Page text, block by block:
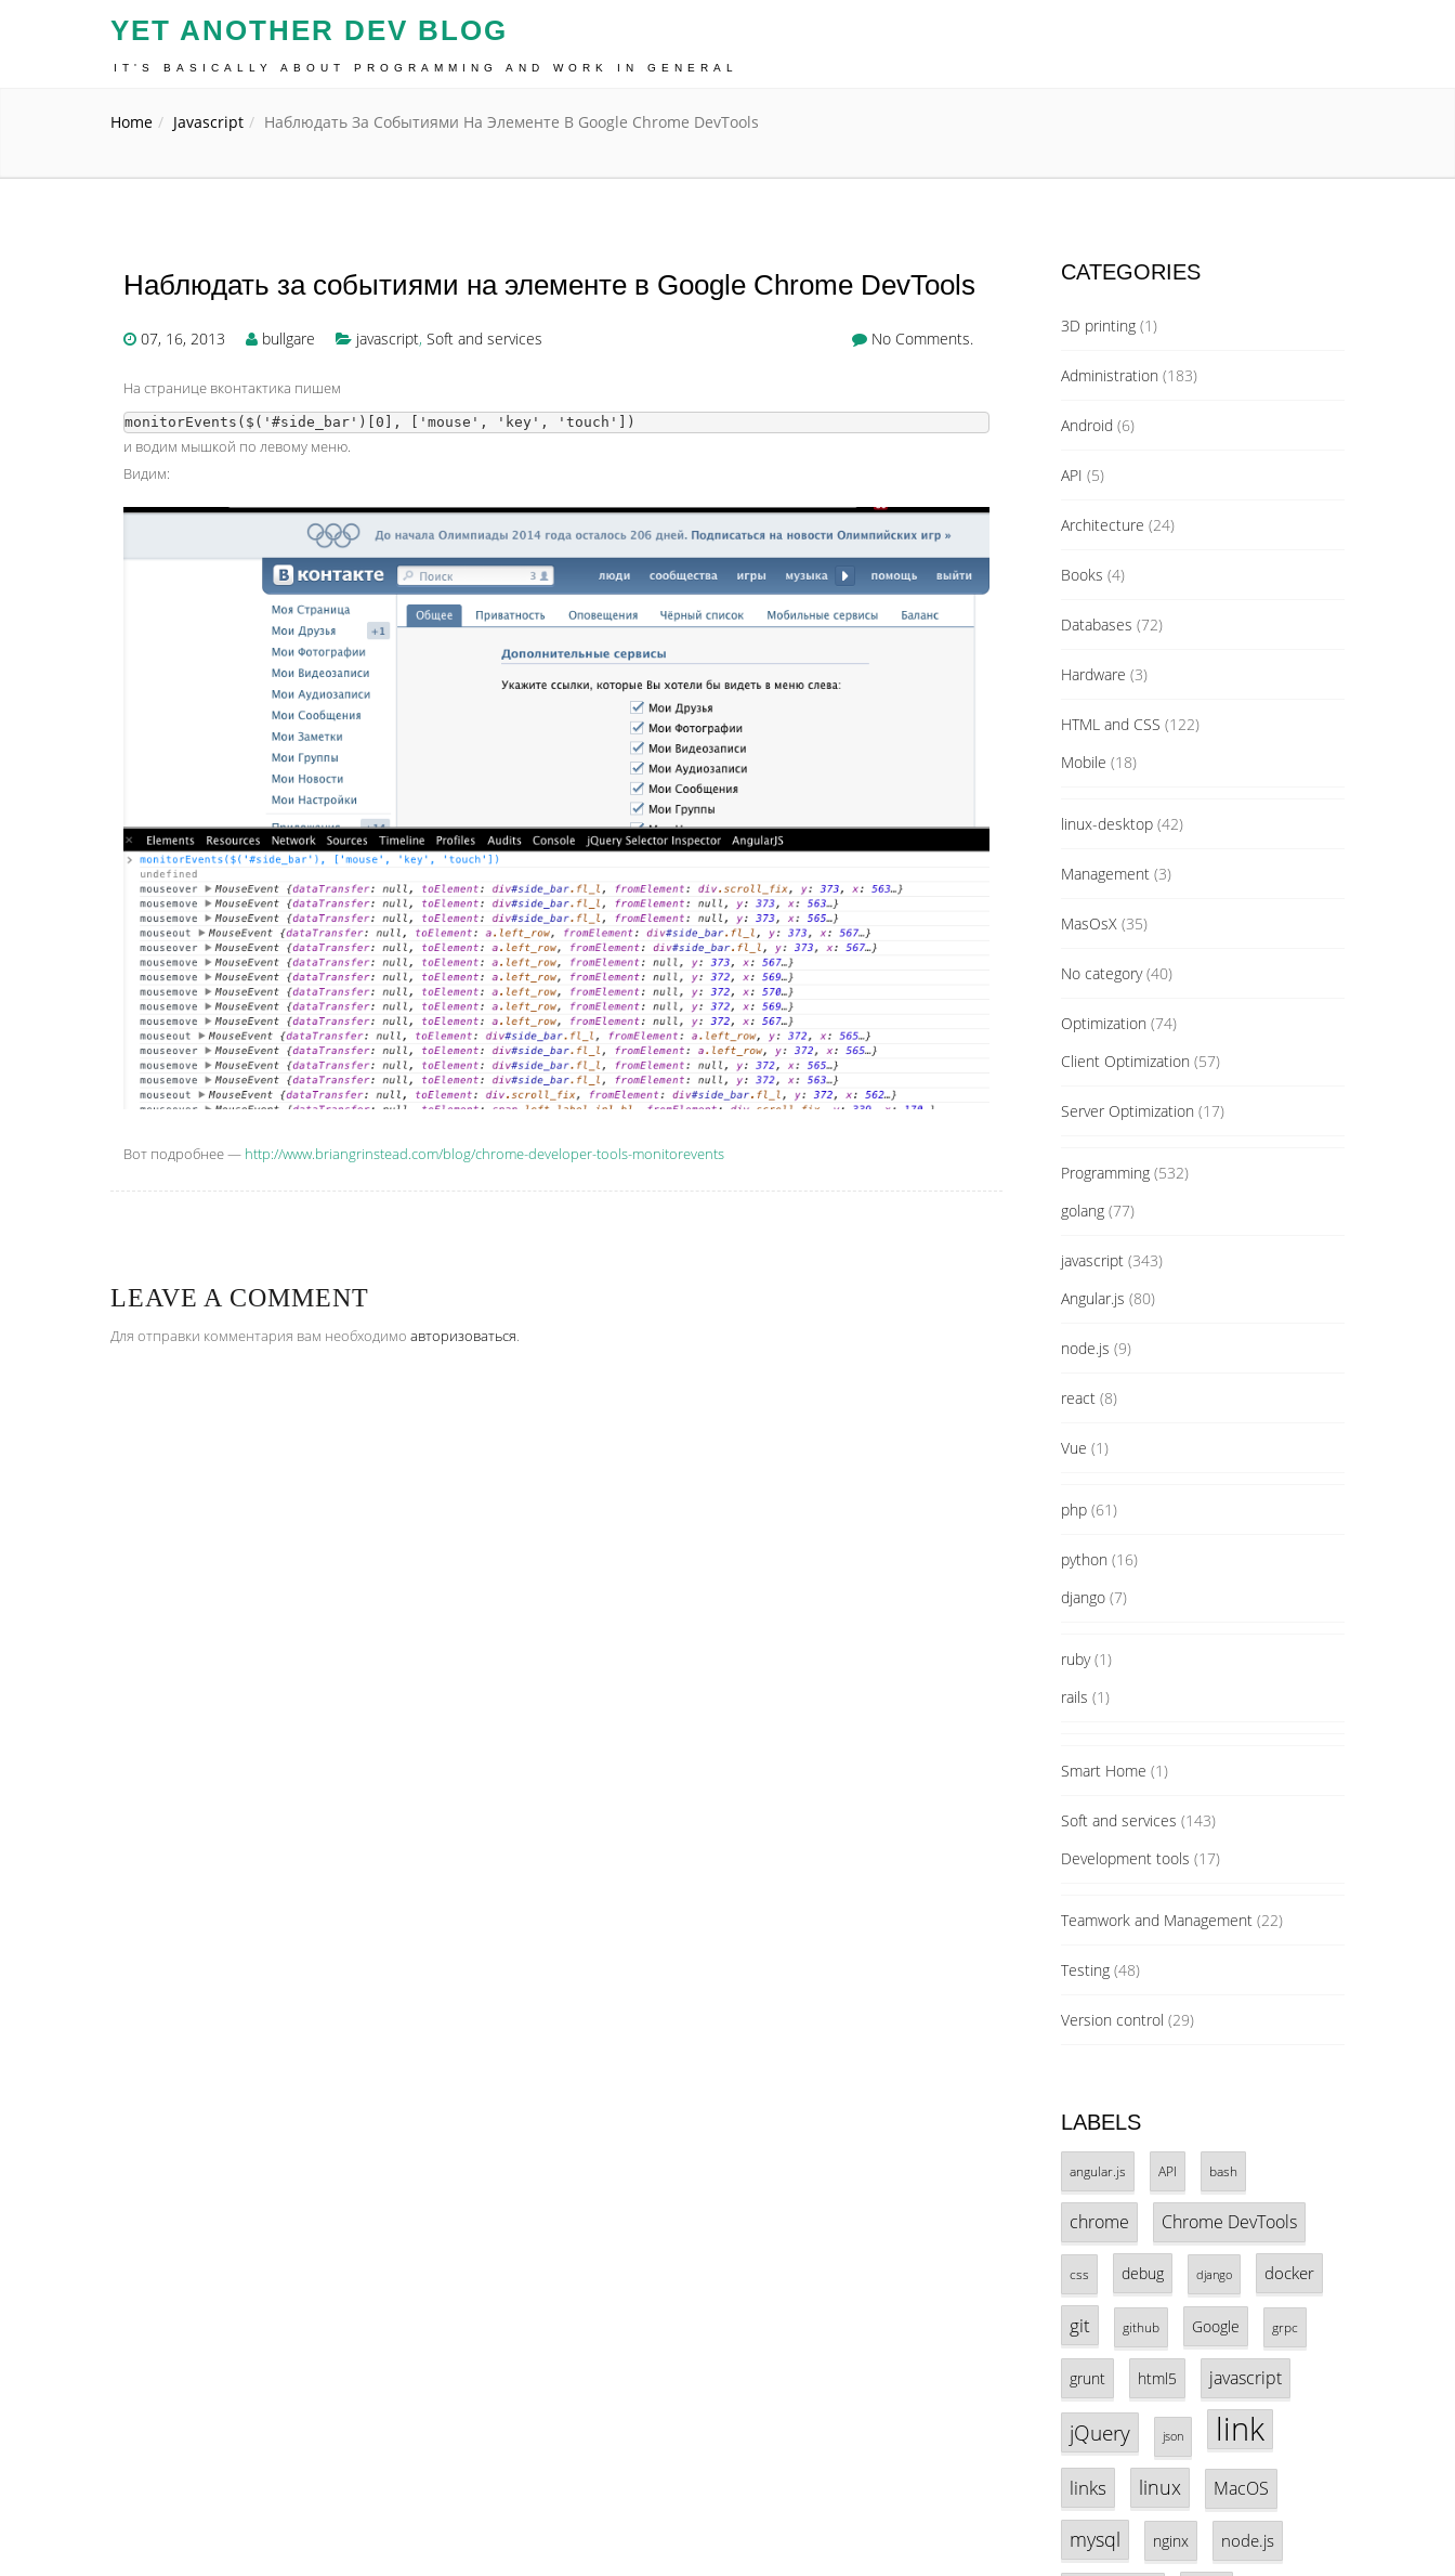
YET ANOTHER DEV BLOG
IT'S BASICALLY ABOUT PROGRAMMING AND WORK IN GENERAL
Home Javascript Наблюдать За Событиями На Элементе В Google Chrome DevTools
Наблюдать за событиями на элементе в Google Chrome DevTools
07, 16, 2013 bullgare javascript, Soft and services No Comments.
На странице вконтактика пишем
и водим мышкой по левому меню.
Видим:
Вот подробнее — http://www.briangrinstead.com/blog/chrome-developer-tools-monitorevents
LEAVE A COMMENT
Для отправки комментария вам необходимо авторизоваться.
CATEGORIES
3D printing(1)
Administration (183)
Android (6)
API (5)
Architecture (24)
Books (4)
Databases (72)
Hardware (3)
HTML and CSS (122)
Mobile (18)
linux-desktop(42)
Management(3)
MasOsX(35)
No category(40)
Optimization (74)
Client Optimization (57)
Server Optimization (17)
Programming(532)
golang(77)
javascript(343)
Angular.js (80)
node.js (9)
react(8)
Vue (1)
php(61)
python (16)
django(7)
ruby(1)
rails (1)
Smart Home (1)
Soft and services (143)
Development tools (17)
Teamwork and Management(22)
Testing(48)
Version control (29)
LABELS
angular.js API bash
chrome Chrome DevTools
css debug django docker
git github Google grpc
grunt html5 javascript
jQuery json link
links linux MacOS
mysql nginx node.js